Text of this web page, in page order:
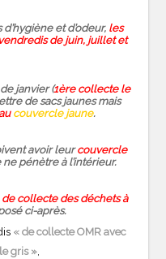
et d’odeur, les
de juin, juillet et
janvier (1ère collecte le
de sacs jaunes mais
couvercle jaune.
avoir leurcouvercle
pénètre à l’intérieur.
collecte des déchets à
ci-après.
« de collecte OMR avec
gris »,